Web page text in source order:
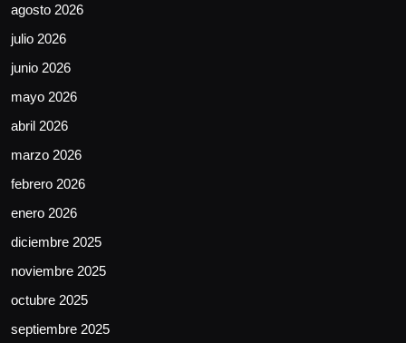
agosto 2026
julio 2026
junio 2026
mayo 2026
abril 2026
marzo 2026
febrero 2026
enero 2026
diciembre 2025
noviembre 2025
octubre 2025
septiembre 2025